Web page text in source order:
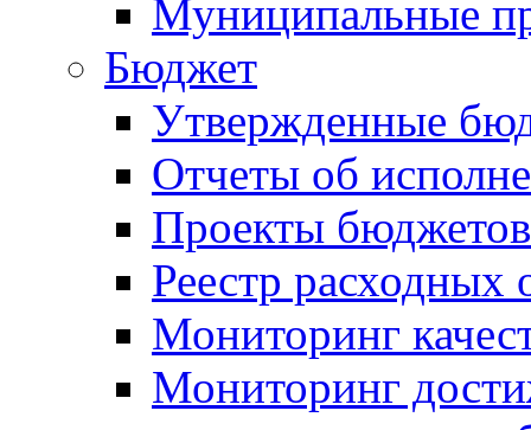
Муниципальные
Бюджет
Утвержденные
Отчеты об
Проекты бюджетов
Реестр расходных
Мониторинг
Мониторинг